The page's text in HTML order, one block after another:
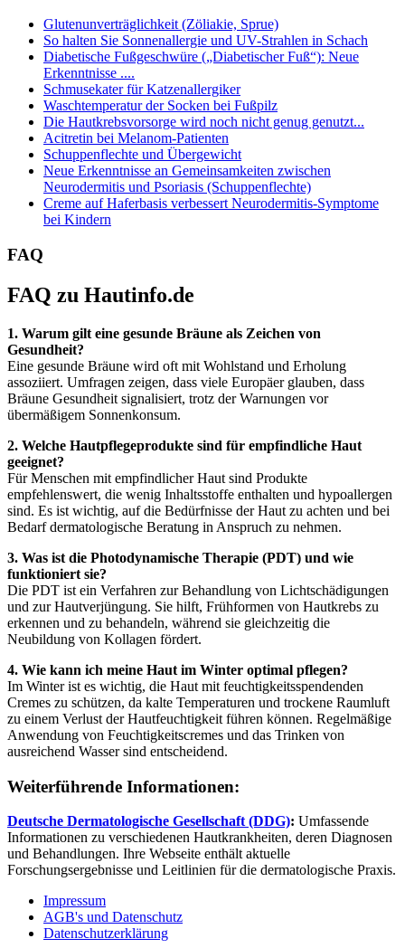
Glutenunverträglichkeit (Zöliakie, Sprue)
So halten Sie Sonnenallergie und UV-Strahlen in Schach
Diabetische Fußgeschwüre („Diabetischer Fuß“): Neue
Erkenntnisse ....
Schmusekater für Katzenallergiker
Waschtemperatur der Socken bei Fußpilz
Die Hautkrebsvorsorge wird noch nicht genug genutzt...
Acitretin bei Melanom-Patienten
Schuppenflechte und Übergewicht
Neue Erkenntnisse an Gemeinsamkeiten zwischen
Neurodermitis und Psoriasis (Schuppenflechte)
Creme auf Haferbasis verbessert Neurodermitis-Symptome
bei Kindern
FAQ
FAQ zu Hautinfo.de
1. Warum gilt eine gesunde Bräune als Zeichen von
Gesundheit?
Eine gesunde Bräune wird oft mit Wohlstand und Erholung
assoziiert. Umfragen zeigen, dass viele Europäer glauben, dass
Bräune Gesundheit signalisiert, trotz der Warnungen vor
übermäßigem Sonnenkonsum.
2. Welche Hautpflegeprodukte sind für empfindliche Haut
geeignet?
Für Menschen mit empfindlicher Haut sind Produkte
empfehlenswert, die wenig Inhaltsstoffe enthalten und hypoallergen
sind. Es ist wichtig, auf die Bedürfnisse der Haut zu achten und bei
Bedarf dermatologische Beratung in Anspruch zu nehmen.
3. Was ist die Photodynamische Therapie (PDT) und wie
funktioniert sie?
Die PDT ist ein Verfahren zur Behandlung von Lichtschädigungen
und zur Hautverjüngung. Sie hilft, Frühformen von Hautkrebs zu
erkennen und zu behandeln, während sie gleichzeitig die
Neubildung von Kollagen fördert.
4. Wie kann ich meine Haut im Winter optimal pflegen?
Im Winter ist es wichtig, die Haut mit feuchtigkeitsspendenden
Cremes zu schützen, da kalte Temperaturen und trockene Raumluft
zu einem Verlust der Hautfeuchtigkeit führen können. Regelmäßige
Anwendung von Feuchtigkeitscremes und das Trinken von
ausreichend Wasser sind entscheidend.
Weiterführende Informationen:
Deutsche Dermatologische Gesellschaft (DDG): Umfassende
Informationen zu verschiedenen Hautkrankheiten, deren Diagnosen
und Behandlungen. Ihre Webseite enthält aktuelle
Forschungsergebnisse und Leitlinien für die dermatologische Praxis.
Impressum
AGB's und Datenschutz
Datenschutzerklärung